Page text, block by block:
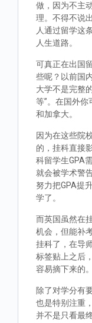
做，因为不主
理。不得不说
人通过留学这
人生道路。
可真正在出国
些呢？以前国
大学不是完整
等”。在国外你
和加拿大。
因为在这些院
的，挂科直接
科留学生GPA
就会被学术警
努力把GPA提
学了。
而英国虽然在
机会，但能补
挂科了，在导
标签贴上之后
容易摘下来的。
除了对学分有
也是特别注重
并不是只看最